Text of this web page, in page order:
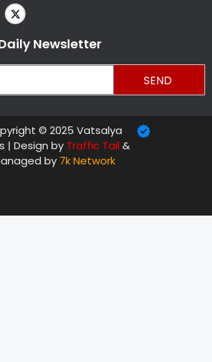
Newsletter
SEND
© 2025 Vatsalya
| Design by Traffic Tail&
by 7k Network